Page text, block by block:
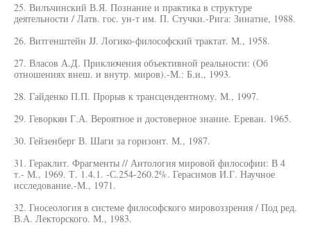
25. Вилъчинский В.Я. Познание и практика в структуре
деятельности / Латв. гос. ун-т им. П. Стучки.-Рига: Зинатне, 1988.
26. Витгенштейн JJ. Логико-философский трактат. М., 1958.
27. Власов А.Д. Приключения объективной реальности: (Об
отношениях внеш. и внутр. миров).-М.: Б.и., 1993.
28. Гайденко П.П. Прорыв к трансцендентному. М., 1997.
29. Геворкян Г.А. Вероятное и достоверное знание. Ереван. 1965.
30. Гейзенберг В. Шаги за горизонт. М., 1987.
31. Гераклит. Фрагменты // Антология мировой философии: В 4
т.- М., 1969. Т. 1.4.1. -С.254-260.2%. Герасимов И.Г. Научное
исследование.-М., 1971.
32. Гносеология в системе философского мировоззрения / Под ред.
В.А. Лекторского. М., 1983.